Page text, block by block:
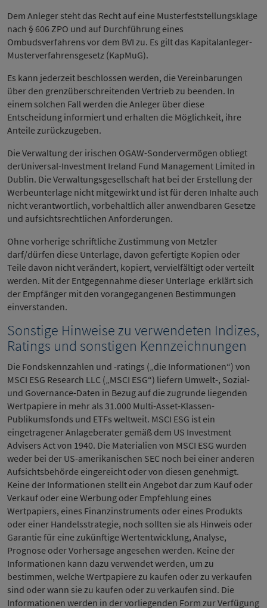
Dem Anleger steht das Recht auf eine Musterfeststellungsklage
nach § 606 ZPO und auf Durchführung eines
Ombudsverfahrens vor dem BVI zu. Es gilt das Kapitalanleger-
Musterverfahrensgesetz (KapMuG).
Es kann jederzeit beschlossen werden, die Vereinbarungen
über den grenzüberschreitenden Vertrieb zu beenden. In
einem solchen Fall werden die Anleger über diese
Entscheidung informiert und erhalten die Möglichkeit, ihre
Anteile zurückzugeben.
Die Verwaltung der irischen OGAW-Sondervermögen obliegt
derUniversal-Investment Ireland Fund Management Limited in
Dublin. Die Verwaltungsgesellschaft hat bei der Erstellung der
Werbeunterlage nicht mitgewirkt und ist für deren Inhalte auch
nicht verantwortlich, vorbehaltlich aller anwendbaren Gesetze
und aufsichtsrechtlichen Anforderungen.
Ohne vorherige schriftliche Zustimmung von Metzler
darf/dürfen diese Unterlage, davon gefertigte Kopien oder
Teile davon nicht verändert, kopiert, vervielfältigt oder verteilt
werden. Mit der Entgegennahme dieser Unterlage erklärt sich
der Empfänger mit den vorangegangenen Bestimmungen
einverstanden.
Sonstige Hinweise zu verwendeten Indizes,
Ratings und sonstigen Kennzeichnungen
Die Fondskennzahlen und -ratings („die Informationen“) von
MSCI ESG Research LLC („MSCI ESG“) liefern Umwelt-, Sozial-
und Governance-Daten in Bezug auf die zugrunde liegenden
Wertpapiere in mehr als 31.000 Multi-Asset-Klassen-
Publikumsfonds und ETFs weltweit. MSCI ESG ist ein
eingetragener Anlageberater gemäß dem US Investment
Advisers Act von 1940. Die Materialien von MSCI ESG wurden
weder bei der US-amerikanischen SEC noch bei einer anderen
Aufsichtsbehörde eingereicht oder von diesen genehmigt.
Keine der Informationen stellt ein Angebot dar zum Kauf oder
Verkauf oder eine Werbung oder Empfehlung eines
Wertpapiers, eines Finanzinstruments oder eines Produkts
oder einer Handelsstrategie, noch sollten sie als Hinweis oder
Garantie für eine zukünftige Wertentwicklung, Analyse,
Prognose oder Vorhersage angesehen werden. Keine der
Informationen kann dazu verwendet werden, um zu
bestimmen, welche Wertpapiere zu kaufen oder zu verkaufen
sind oder wann sie zu kaufen oder zu verkaufen sind. Die
Informationen werden in der vorliegenden Form zur Verfügung